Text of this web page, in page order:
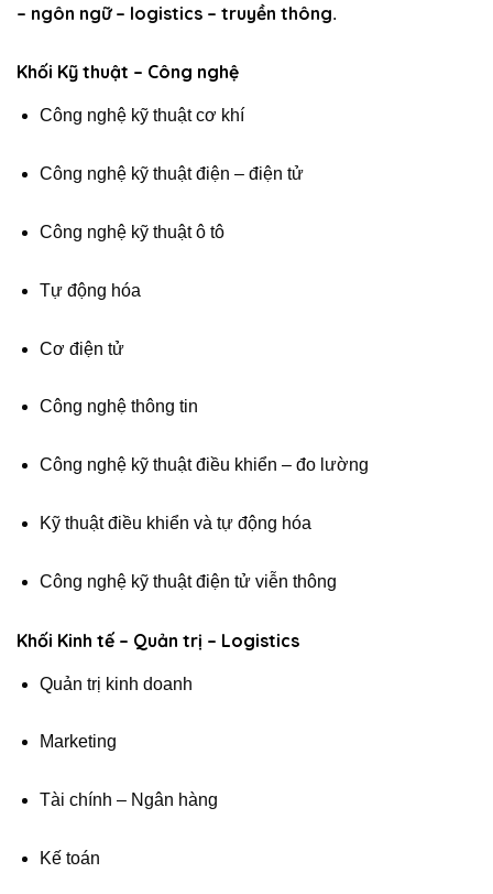
– ngôn ngữ – logistics – truyền thông.
Khối Kỹ thuật – Công nghệ
Công nghệ kỹ thuật cơ khí
Công nghệ kỹ thuật điện – điện tử
Công nghệ kỹ thuật ô tô
Tự động hóa
Cơ điện tử
Công nghệ thông tin
Công nghệ kỹ thuật điều khiển – đo lường
Kỹ thuật điều khiển và tự động hóa
Công nghệ kỹ thuật điện tử viễn thông
Khối Kinh tế – Quản trị – Logistics
Quản trị kinh doanh
Marketing
Tài chính – Ngân hàng
Kế toán